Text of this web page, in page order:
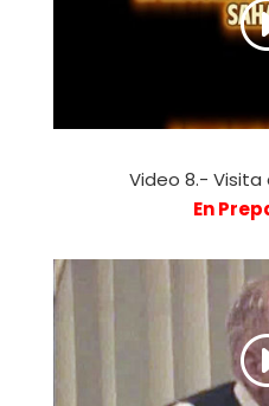
Video 8.- Visita
En